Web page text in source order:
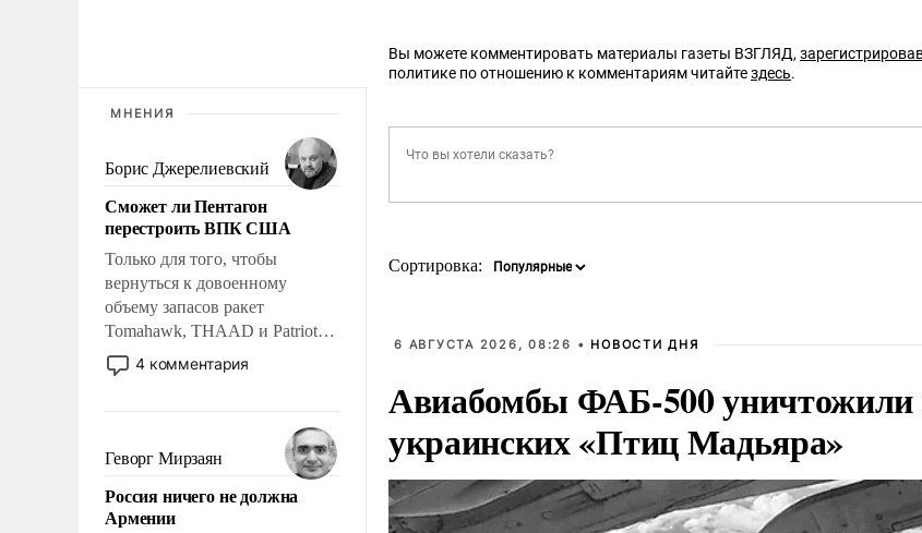
МНЕНИЯ
Борис Джерелиевский
Сможет ли Пентагон
перестроить ВПК США
Только для того, чтобы
вернуться к довоенному
объему запасов ракет
Tomahawk, THAAD и Patriot
США потребуется более трех
лет. Даже небольшая война с
Сложившаяся ситуация
означает многолетний период
уязвимости США, например,
перед Китаем.
4 комментария
Геворг Мирзаян
Россия ничего не должна
Армении
Вы можете комментировать материалы газеты ВЗГЛЯД,
политике по отношению к комментариям читайтездесь.
Сортировка:
6 АВГУСТА 2026, 08:26 • НОВОСТИ ДНЯ
Авиабомбы ФАБ-500 уничтожили
украинских «Птиц Мадьяра»